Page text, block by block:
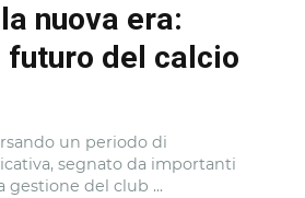
nuova era:
del calcio
un periodo di
segnato da importanti
gestione del club ...